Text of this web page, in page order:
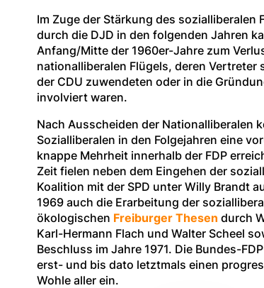
Im Zuge der Stärkung des sozialliberalen
durch die DJD in den folgenden Jahren
Anfang/Mitte der 1960er-Jahre zum
nationalliberalen Flügels, deren Vertreter
der CDU zuwendeten oder in die
involviert waren.
Nach Ausscheiden der Nationalliberalen
Sozialliberalen in den Folgejahren eine
knappe Mehrheit innerhalb der FDP
Zeit fielen neben dem Eingehen der
Koalition mit der SPD unter Willy Brandt
1969 auch die Erarbeitung der
ökologischen Freiburger Thesen durch
Karl-Hermann Flach und Walter Scheel
Beschluss im Jahre 1971. Die Bundes-
erst- und bis dato letztmals einen
Wohle aller ein.